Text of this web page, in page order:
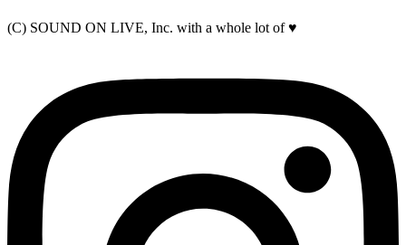
(C) SOUND ON LIVE, Inc. with a whole lot of ♥